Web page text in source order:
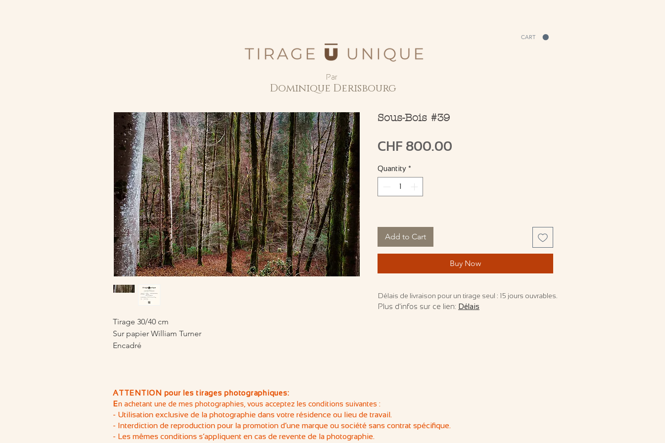
CART
Tirage 30/40 cm
Sur papier William Turner
Encadré
Sous-Bois #39
CHF 800.00
Quantity *
Add to Cart
Buy Now
ATTENTION pour les tirages photographiques:
En achetant une de mes photographies, vous acceptez les conditions suivantes :
- Utilisation exclusive de la photographie dans votre résidence ou lieu de travail.
- Interdiction de reproduction pour la promotion d’une marque ou société sans contrat spécifique.
- Les mêmes conditions s’appliquent en cas de revente de la photographie.
Par
Dominique Derisbourg
Délais de livraison pour un tirage seul : 15 jours ouvrables.
Plus d'infos sur ce lien: Délais